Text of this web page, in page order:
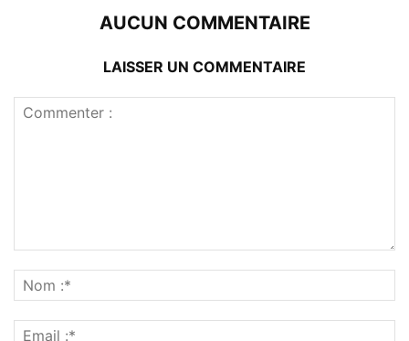
AUCUN COMMENTAIRE
LAISSER UN COMMENTAIRE